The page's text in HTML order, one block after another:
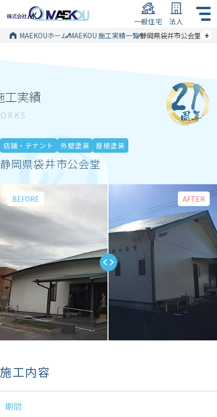
一般住宅 法人
+
MAEKOUホームMAEKOU 施工実績一覧静岡県袋井市公会堂
工実績
店舗・テナント 外壁塗装 屋根塗装
静岡県袋井市公会堂
施工内容
期間